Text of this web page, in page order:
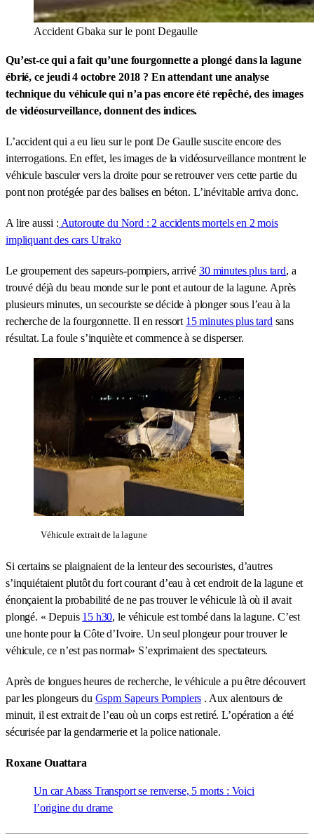
Accident Gbaka sur le pont Degaulle
Qu’est-ce qui a fait qu’une fourgonnette a plongé dans la lagune
ébrié, ce jeudi 4 octobre 2018 ? En attendant une analyse
technique du véhicule qui n’a pas encore été repêché, des images
de vidéosurveillance, donnent des indices.
L’accident qui a eu lieu sur le pont De Gaulle suscite encore des
interrogations. En effet, les images de la vidéosurveillance montrent le
véhicule basculer vers la droite pour se retrouver vers cette partie du
pont non protégée par des balises en béton. L’inévitable arriva donc.
A lire aussi : Autoroute du Nord : 2 accidents mortels en 2 mois
impliquant des cars Utrako
Le groupement des sapeurs-pompiers, arrivé30 minutes plus tard, a
trouvé déjà du beau monde sur le pont et autour de la lagune. Après
plusieurs minutes, un secouriste se décide à plonger sous l’eau à la
recherche de la fourgonnette. Il en ressort 15 minutes plus tard sans
résultat. La foule s’inquiète et commence à se disperser.
Véhicule extrait de la lagune
Si certains se plaignaient de la lenteur des secouristes, d’autres
s’inquiétaient plutôt du fort courant d’eau à cet endroit de la lagune et
énonçaient la probabilité de ne pas trouver le véhicule là où il avait
plongé. « Depuis 15 h30, le véhicule est tombé dans la lagune. C’est
une honte pour la Côte d’Ivoire. Un seul plongeur pour trouver le
véhicule, ce n’est pas normal» S’exprimaient des spectateurs.
Après de longues heures de recherche, le véhicule a pu être découvert
par les plongeurs du Gspm Sapeurs Pompiers . Aux alentours de
minuit, il est extrait de l’eau où un corps est retiré. L’opération a été
sécurisée par la gendarmerie et la police nationale.
Roxane Ouattara
Un car Abass Transport se renverse, 5 morts : Voici
l’origine du drame